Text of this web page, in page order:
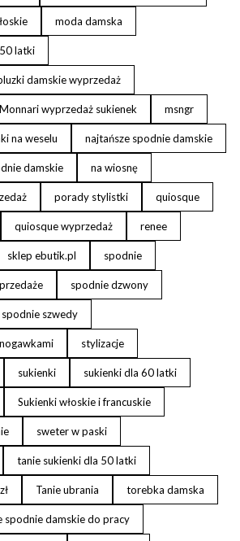
moda damska
latki
damskie wyprzedaż
Monnari wyprzedaż sukienek msngr
na weselu najtańsze spodnie damskie
damskie na wiosnę
porady stylistki quiosque
quiosque wyprzedaż renee
sklep ebutik.pl spodnie
spodnie dzwony
spodnie szwedy
stylizacje
sukienki sukienki dla 60 latki
Sukienki włoskie i francuskie
sweter w paski
tanie sukienki dla 50 latki
Tanie ubrania torebka damska
spodnie damskie do pracy